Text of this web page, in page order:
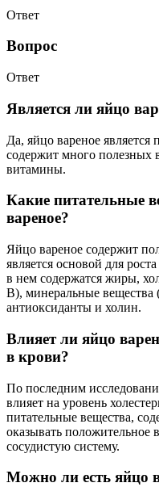
Ответ
Вопрос
Ответ
Является ли яйцо
Да, яйцо вареное
содержит много полезных
витамины.
Какие питательные
вареное?
Яйцо вареное содержит
является основой для
в нем содержатся жиры,
В), минеральные вещества
антиоксиданты и холин.
Влияет ли яйцо
в крови?
По последним
влияет на уровень
питательные вещества,
оказывать положительное
сосудистую систему.
Можно ли есть яйцо